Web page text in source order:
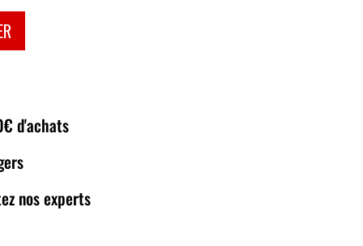
d'achats
nos experts